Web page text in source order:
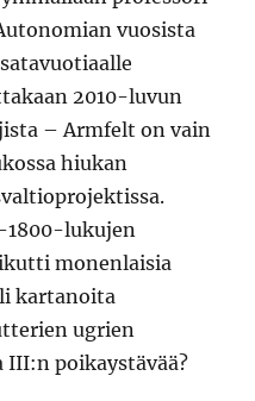
vuosista
2010-luvun
– Armfelt on vain
hiukan
lukujen
monenlaisia
kartanoita
ugrien
III:n poikaystävää?